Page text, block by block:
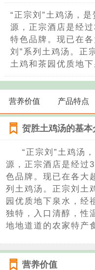
“正宗刘”土鸡汤，
源，正宗酒店是经
特色品牌。现已在
刘”系列土鸡汤。正
土鸡和茶园优质地
营养价值 产品特点
贺胜土鸡汤的基本
“正宗刘”土鸡汤
源，正宗酒店是经过
色品牌。现已在各大
列土鸡汤。正宗刘土
园优质地下泉水，经
独特，入口清醇，性
地地道道的农家特产
营养价值